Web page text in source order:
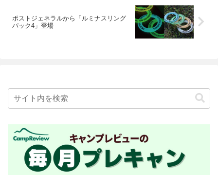
ポストジェネラルから「ルミナスリング
パック4」登場